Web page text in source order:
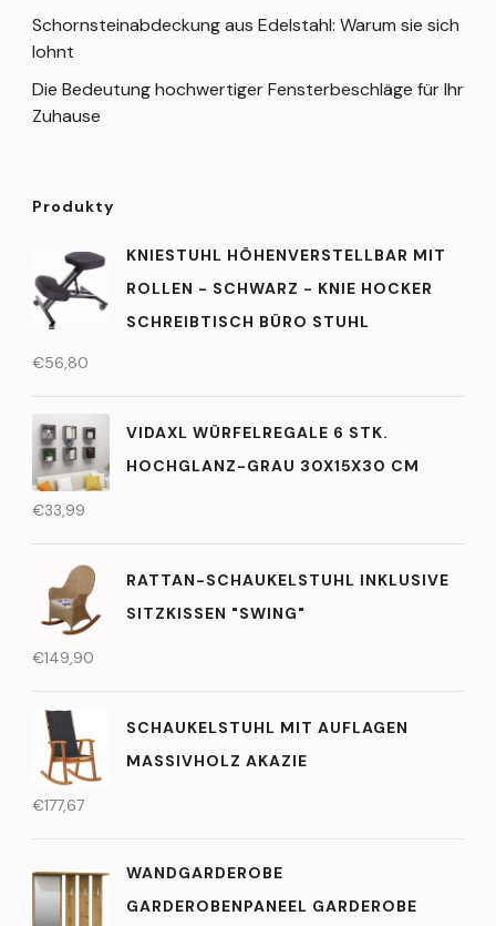
Schornsteinabdeckung aus Edelstahl: Warum sie sich
lohnt
Die Bedeutung hochwertiger Fensterbeschläge für Ihr
Zuhause
Produkty
KNIESTUHL HÖHENVERSTELLBAR MIT
ROLLEN - SCHWARZ - KNIE HOCKER
SCHREIBTISCH BÜRO STUHL
€56,80
VIDAXL WÜRFELREGALE 6 STK.
HOCHGLANZ-GRAU 30X15X30 CM
€33,99
RATTAN-SCHAUKELSTUHL INKLUSIVE
SITZKISSEN "SWING"
€149,90
SCHAUKELSTUHL MIT AUFLAGEN
MASSIVHOLZ AKAZIE
€177,67
WANDGARDEROBE
GARDEROBENPANEEL GARDEROBE